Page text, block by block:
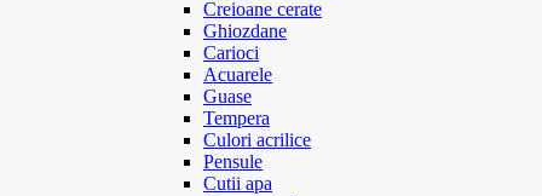
Creioane cerate
Ghiozdane
Carioci
Acuarele
Guase
Tempera
Culori acrilice
Pensule
Cutii apa